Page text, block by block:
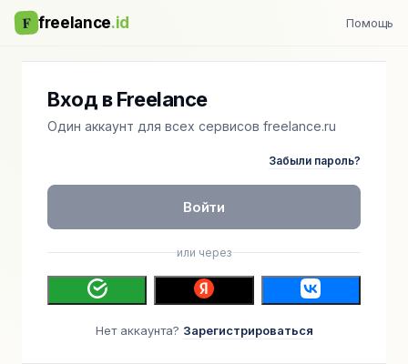
F freelance.id Помощь
Вход в Freelance
Один аккаунт для всех сервисов freelance.ru
Забыли пароль?
Войти
или через
Нет аккаунта? Зарегистрироваться